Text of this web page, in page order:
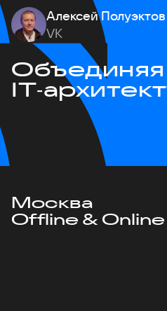
Алексей Полуэктов
VK
Объединяя
Москва
Offline & Online